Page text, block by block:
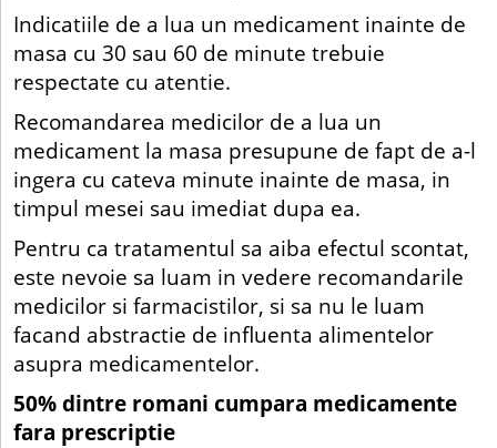
Indicatiile de a lua un medicament inainte de
masa cu 30 sau 60 de minute trebuie
respectate cu atentie.
Recomandarea medicilor de a lua un
medicament la masa presupune de fapt de a-l
ingera cu cateva minute inainte de masa, in
timpul mesei sau imediat dupa ea.
Pentru ca tratamentul sa aiba efectul scontat,
este nevoie sa luam in vedere recomandarile
medicilor si farmacistilor, si sa nu le luam
facand abstractie de influenta alimentelor
asupra medicamentelor.
50% dintre romani cumpara medicamente
fara prescriptie